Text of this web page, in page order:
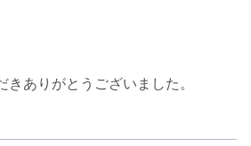
きありがとうございました。